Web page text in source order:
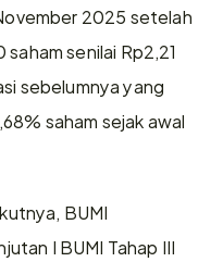
2025 setelah
senilai Rp2,21
sebelumnya yang
saham sejak awal
BUMI
I BUMI Tahap III